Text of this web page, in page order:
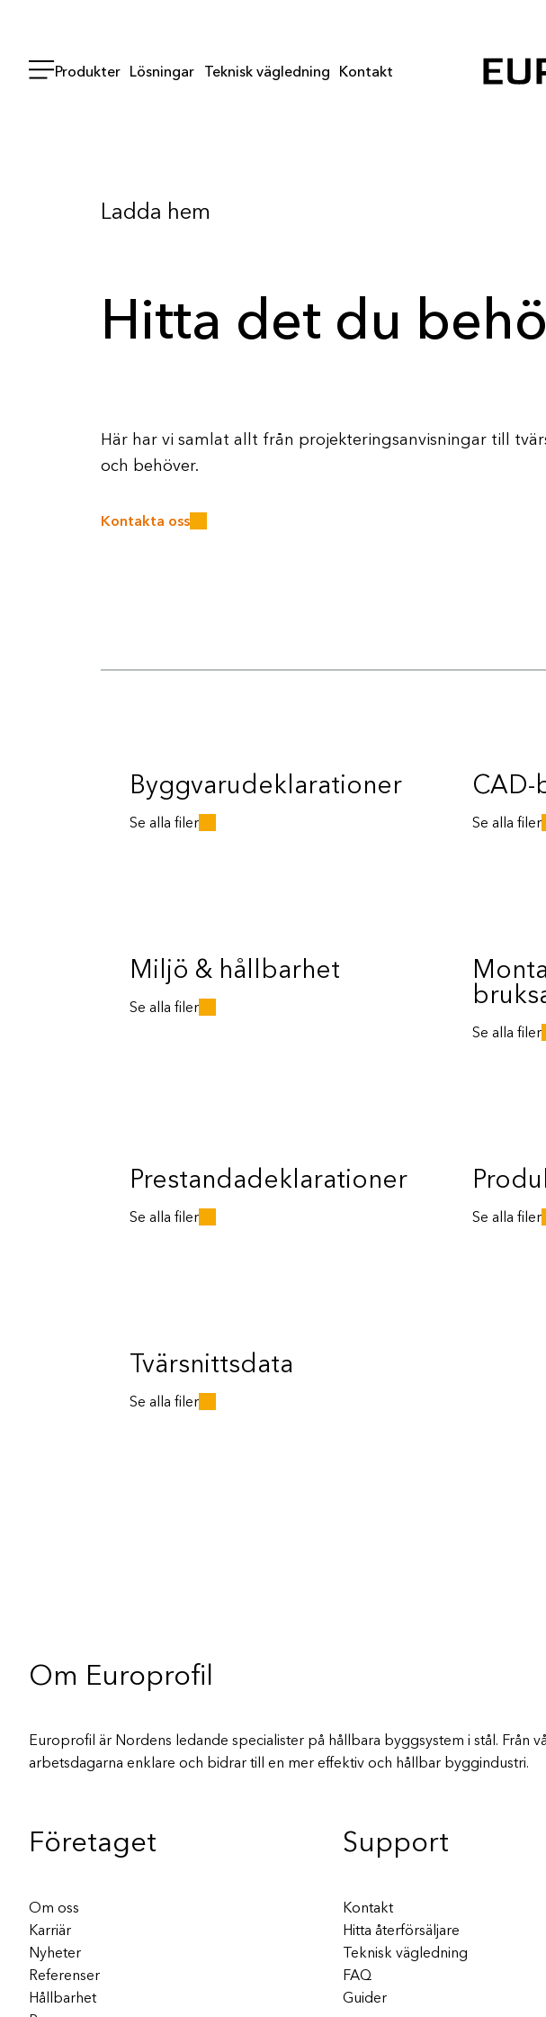
Produkter Lösningar Teknisk vägledning Kontakt
Ladda hem
Hitta det du
Här har vi samlat allt från projekteringsanvisningar till
och behöver.
Kontakta oss
Byggvarudeklarationer
Se alla filer Se alla filer
Miljö & hållbarhet
Se alla filer
Se alla filer
Prestandadeklarationer
Se alla filer Se alla filer
Tvärsnittsdata
Se alla filer
Om Europrofil
Europrofil är Nordens ledande specialister på hållbara byggsystem i stål. Från
arbetsdagarna enklare och bidrar till en mer effektiv och hållbar byggindustri.
Företaget
Om oss
Karriär
Nyheter
Referenser
Hållbarhet
Support
Kontakt
Hitta återförsäljare
Teknisk vägledning
FAQ
Guider